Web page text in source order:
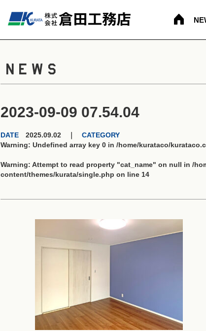
NEWS
2023-09-09 07.54.04
DATE 2025.09.02 ｜ CATEGORY
Warning: Undefined array key 0 in /home/kurataco/
Warning: Attempt to read property "cat_name" on null in /
content/themes/kurata/single.php on line 14